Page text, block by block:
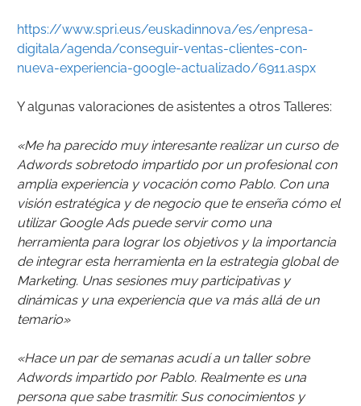
https://www.spri.eus/euskadinnova/es/enpresa-
digitala/agenda/conseguir-ventas-clientes-con-
nueva-experiencia-google-actualizado/6911.aspx
Y algunas valoraciones de asistentes a otros Talleres:
«Me ha parecido muy interesante realizar un curso de
Adwords sobretodo impartido por un profesional con
amplia experiencia y vocación como Pablo. Con una
visión estratégica y de negocio que te enseña cómo el
utilizar Google Ads puede servir como una
herramienta para lograr los objetivos y la importancia
de integrar esta herramienta en la estrategia global de
Marketing. Unas sesiones muy participativas y
dinámicas y una experiencia que va más allá de un
temario»
«Hace un par de semanas acudí a un taller sobre
Adwords impartido por Pablo. Realmente es una
persona que sabe trasmitir. Sus conocimientos y